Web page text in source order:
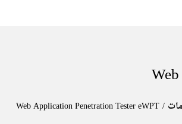
Web Application Penetration Tester eWPT